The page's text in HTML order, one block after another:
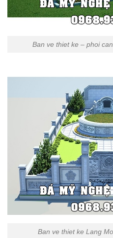
Ban ve thiet ke – phoi
Ban ve thiet ke Lang